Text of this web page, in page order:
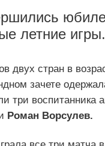
летние игры.
двух стран в
зачете
три воспитанника
Роман Ворсулев.